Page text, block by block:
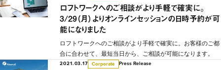
ロフトワークへのご相談がより手軽で確実に。
3/29（月）よりオンラインセッションの日時予約が可
能になりました
ロフトワークへのご相談がより手軽で確実に。お客様のご都
合に合わせて、最短当日から、ご相談が可能になります。
2021.03.17 Corporate Press Release